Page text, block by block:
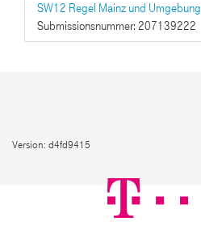
SW12 Regel Mainz und Umgebung
Submissionsnummer: 207139222
Version: d4fd9415